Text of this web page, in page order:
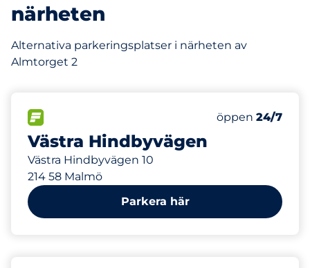
närheten
Alternativa parkeringsplatser i närheten av
Almtorget 2
Västra Hindbyvägen
Västra Hindbyvägen 10
214 58 Malmö
Antal
Totalt antal
öppen 24/7
185 m
Parkera här